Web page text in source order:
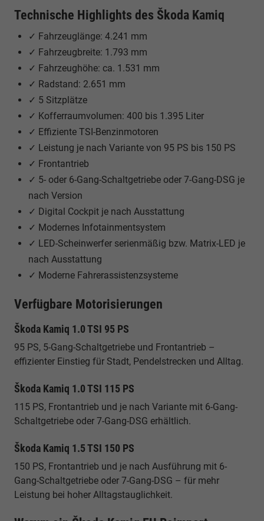
Technische Highlights des Škoda Kamiq
✓ Fahrzeuglänge: 4.241 mm
✓ Fahrzeugbreite: 1.793 mm
✓ Fahrzeughöhe: ca. 1.531 mm
✓ Radstand: 2.651 mm
✓ 5 Sitzplätze
✓ Kofferraumvolumen: 400 bis 1.395 Liter
✓ Effiziente TSI-Benzinmotoren
✓ Leistung je nach Variante von 95 PS bis 150 PS
✓ Frontantrieb
✓ 5- oder 6-Gang-Schaltgetriebe oder 7-Gang-DSG je
nach Version
✓ Digital Cockpit je nach Ausstattung
✓ Modernes Infotainmentsystem
✓ LED-Scheinwerfer serienmäßig bzw. Matrix-LED je
nach Ausstattung
✓ Moderne Fahrerassistenzsysteme
Verfügbare Motorisierungen
Škoda Kamiq 1.0 TSI 95 PS
95 PS, 5-Gang-Schaltgetriebe und Frontantrieb –
effizienter Einstieg für Stadt, Pendelstrecken und Alltag.
Škoda Kamiq 1.0 TSI 115 PS
115 PS, Frontantrieb und je nach Variante mit 6-Gang-
Schaltgetriebe oder 7-Gang-DSG erhältlich.
Škoda Kamiq 1.5 TSI 150 PS
150 PS, Frontantrieb und je nach Ausführung mit 6-
Gang-Schaltgetriebe oder 7-Gang-DSG – für mehr
Leistung bei hoher Alltagstauglichkeit.